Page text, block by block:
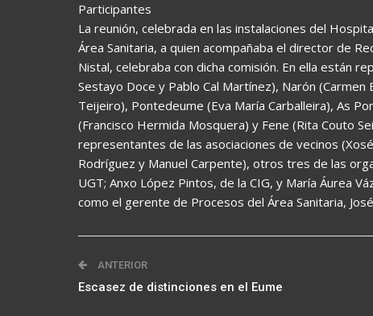
Participantes
La reunión, celebrada en las instalaciones del
Área Sanitaria, a quien acompañaba el director de
Nistal, celebraba con dicha comisión. En ella están
Sestayo Doce y Pablo Cal Martínez), Narón
Teijeiro), Pontedeume (Eva María Carballeira), As
(Francisco Hermida Mosquera) y Fene (Rita Couto
representantes de las asociaciones de vecinos
Rodríguez y Manuel Carpente), otros tres de las
UGT; Anxo López Pintos, de la CIG, y María Áurea
como el gerente de Procesos del Área Sanitaria,
ANTERIOR
Escasez de distinciones en el Eume